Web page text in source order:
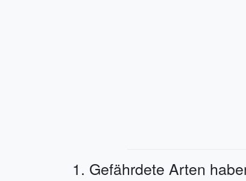
1. Gefährdete Arten